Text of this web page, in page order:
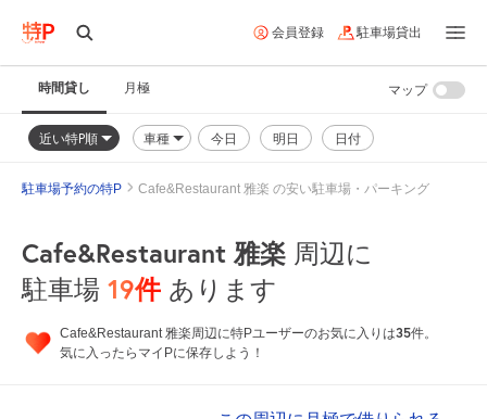
会員登録 駐車場貸出
時間貸し 月極
近い特P順 車種 今日 明日 日付
マップ
駐車場予約の特P Cafe&Restaurant 雅楽 の安い駐車場・パーキング
Cafe&Restaurant 雅楽 周辺に
駐車場 19件 あります
Cafe&Restaurant 雅楽周辺に特Pユーザーのお気に入りは35件。
気に入ったらマイPに保存しよう！